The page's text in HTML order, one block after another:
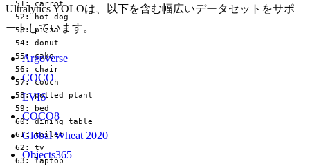
  51: carrot
  52: hot dog
  53: pizza
  54: donut
  55: cake
  56: chair
  57: couch
  58: potted plant
  59: bed
  60: dining table
  61: toilet
  62: tv
  63: laptop
Ultralytics YOLOは、以下を含む幅広いデータセットをサポ
ートしています。
Argoverse
COCO
LVIS
COCO8
Global Wheat 2020
Objects365